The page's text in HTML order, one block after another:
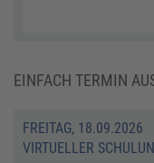
EINFACH TERMIN
FREITAG, 18.09.2026
VIRTUELLER